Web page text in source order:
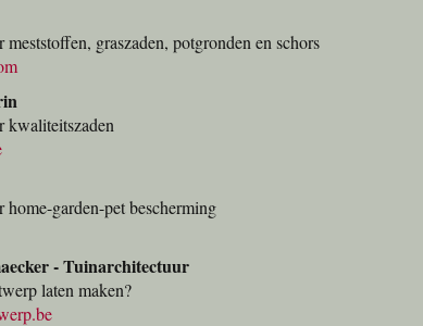
meststoffen, graszaden, potgronden en schors
kwaliteitszaden
home-garden-pet bescherming
- Tuinarchitectuur
laten maken?